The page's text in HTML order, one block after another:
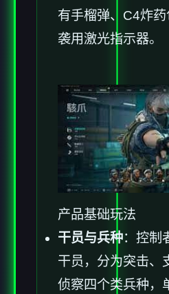
有手榴弹、C4炸
袭用激光指示器。
产品基础玩法
干员与兵种：控制
干员，分为突击、
侦察四个类兵种，